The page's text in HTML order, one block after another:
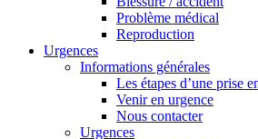
Problème médical
Reproduction
Urgences
Informations générales
Les étapes d’une prise
Venir en urgence
Nous contacter
Urgences